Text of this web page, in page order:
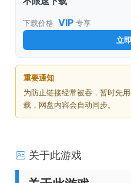
下载价格 VIP 专享
立
重要通知
为防止链接经常被吞，暂时先
载，网盘内容会自动同步。
关于此游戏